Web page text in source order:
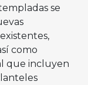
se
como
que incluyen